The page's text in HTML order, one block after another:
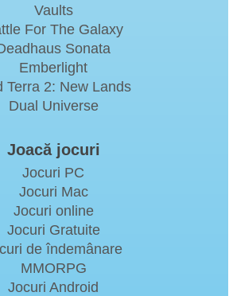
Vaults
For The Galaxy
Sonata
Emberlight
Terra 2: New Lands
Dual Universe
Joacă jocuri
Jocuri PC
Jocuri Mac
Jocuri online
Jocuri Gratuite
de îndemânare
MMORPG
Jocuri Android